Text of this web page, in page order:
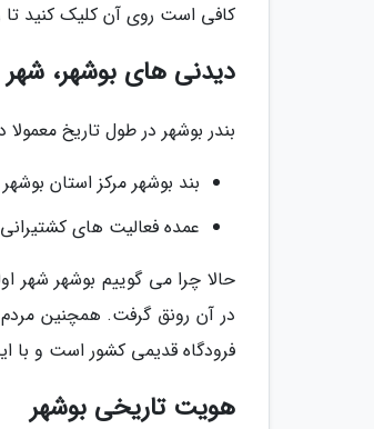
کافی است روی آن کلیک کنید
دیدنی های بوشهر، شهر
بندر بوشهر در طول تاریخ
بند بوشهر مرکز استان
عمده فعالیت های
حالا چرا می گوییم بوشهر شهر
در آن رونق گرفت. همچنین مردم
فرودگاه قدیمی کشور است و با
هویت تاریخی بوشهر